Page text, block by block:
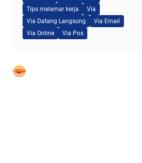
Tips melamar kerja
Via
Via Datang Langsung
Via Email
Via Online
Via Pos